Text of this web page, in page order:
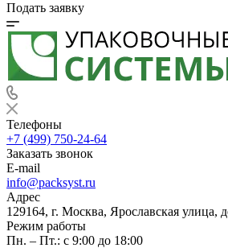
Подать заявку
Телефоны
+7 (499) 750-24-64
Заказать звонок
E-mail
info@packsyst.ru
Адрес
129164, г. Москва, Ярославская улица,
Режим работы
Пн. – Пт.: с 9:00 до 18:00